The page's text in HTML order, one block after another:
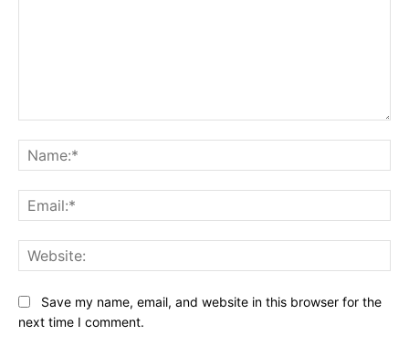
Save my name, email, and website in this browser for the
next time I comment.